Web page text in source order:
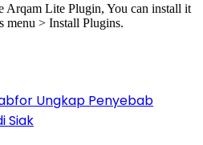
Arqam Lite Plugin, You can install it
menu > Install Plugins.
Ungkap Penyebab
Siak